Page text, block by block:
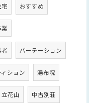
おすすめ
パーテーション
ション 湯布院
立花山 中古別荘